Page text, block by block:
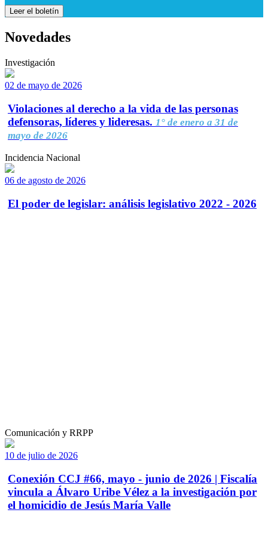
Leer el boletín
Novedades
Investigación
02 de mayo de 2026
Violaciones al derecho a la vida de las personas
defensoras, líderes y lideresas. 1° de enero a 31 de
mayo de 2026
Incidencia Nacional
06 de agosto de 2026
El poder de legislar: análisis legislativo 2022 - 2026
Comunicación y RRPP
10 de julio de 2026
Conexión CCJ #66, mayo - junio de 2026 | Fiscalía
vincula a Álvaro Uribe Vélez a la investigación por
el homicidio de Jesús María Valle